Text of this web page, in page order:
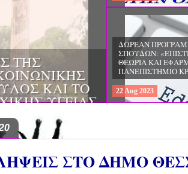
O
ΚΑΙ
ΔΩΡΕΑΝ
ΣΠΟΥΔΩΝ:
ΕΚΠΑΙΔΕΥΣΗ",
ΙΩΑΝΝΙΝΩΝ
22Aug 2023
ΣΤΟ ΔΗΜΟ